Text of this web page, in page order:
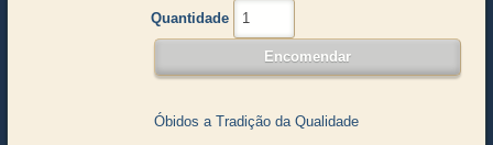
Quantidade
Óbidos a Tradição da Qualidade